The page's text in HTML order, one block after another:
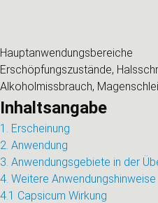
Hauptanwendungsbereiche
Erschöpfungszustände,
Alkoholmissbrauch,
Inhaltsangabe
1. Erscheinung
2. Anwendung
3. Anwendungsgebiete in der
4. Weitere Anwendungshinweise
4.1 Capsicum Wirkung